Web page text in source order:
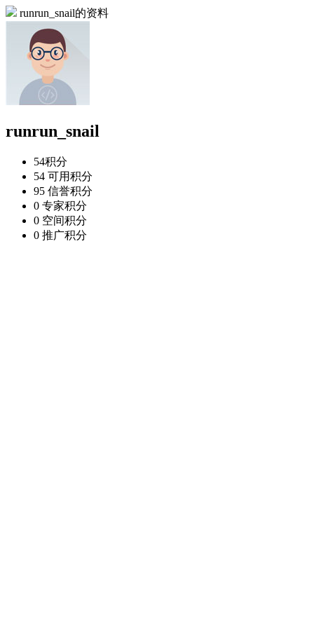
runrun_snail的资料
runrun_snail
54积分
54 可用积分
95 信誉积分
0 专家积分
0 空间积分
0 推广积分